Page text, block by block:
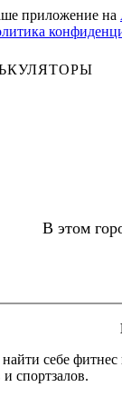
приложение на
В этом
себе
спортзалов.